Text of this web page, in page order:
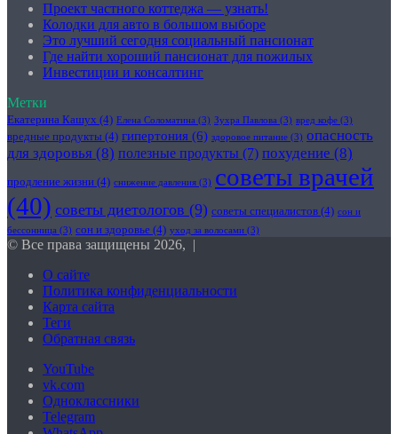
Проект частного коттеджа — узнать!
Колодки для авто в большом выборе
Это лучший сегодня социальный пансионат
Где найти хороший пансионат для пожилых
Инвестиции и консалтинг
Метки
Екатерина Кашух (4) Елена Соломатина (3) Зухра Павлова (3) вред кофе (3)
вредные продукты (4) гипертония (6) здоровое питание (3) опасность
для здоровья (8) полезные продукты (7) похудение (8)
продление жизни (4) снижение давления (3) советы врачей
(40) советы диетологов (9) советы специалистов (4) сон и
бессонница (3) сон и здоровье (4) уход за волосами (3)
© Все права защищены 2026, |
О сайте
Политика конфиденциальности
Карта сайта
Теги
Обратная связь
YouTube
vk.com
Одноклассники
Telegram